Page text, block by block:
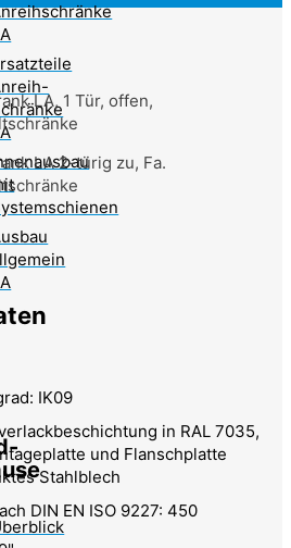
IK09
in RAL 7035,
und Flanschplatte
Stahlblech
DIN EN ISO 9227: 450